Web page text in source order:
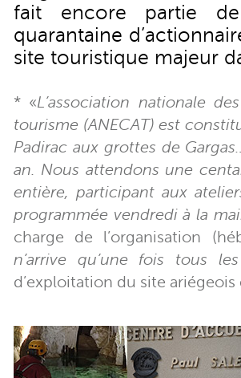
fait encore partie
quarantaine
site touristique majeur
* «L’association nationale
tourisme (ANECAT) est
Padirac aux grottes de
an. Nous attendons une
entière, participant aux
programmée vendredi à la
charge de l’organisation
n’arrive qu’une fois tous
d’exploitation du site